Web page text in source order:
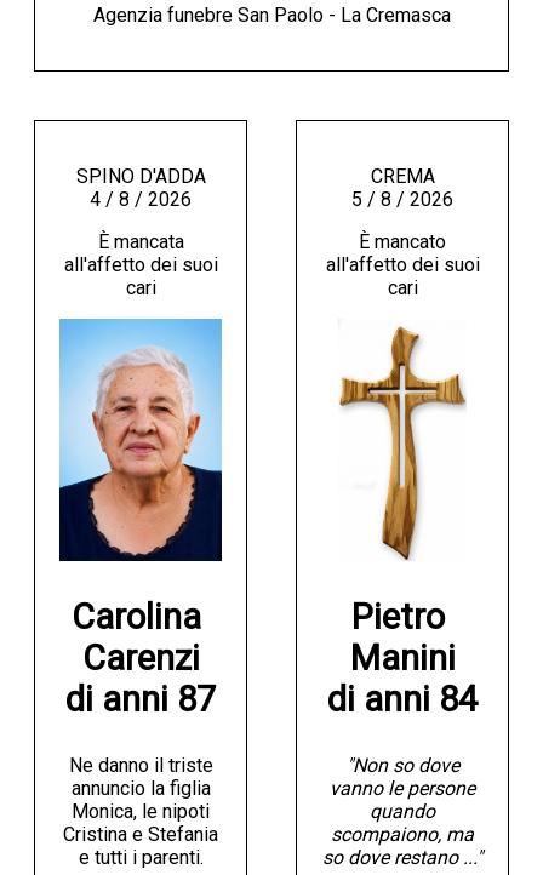
Agenzia funebre San Paolo - La Cremasca
SPINO D'ADDA
4 / 8 / 2026
È mancata
all'affetto dei suoi
cari
Carolina
Carenzi
di anni 87
Ne danno il triste
annuncio la figlia
Monica, le nipoti
Cristina e Stefania
e tutti i parenti.
CREMA
5 / 8 / 2026
È mancato
all'affetto dei suoi
cari
Pietro
Manini
di anni 84
"Non so dove
vanno le persone
quando
scompaiono, ma
so dove restano ..."